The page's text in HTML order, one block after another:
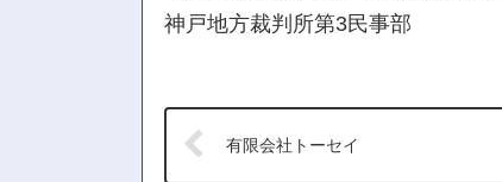
神戸地方裁判所第3民事部
有限会社トーセイ